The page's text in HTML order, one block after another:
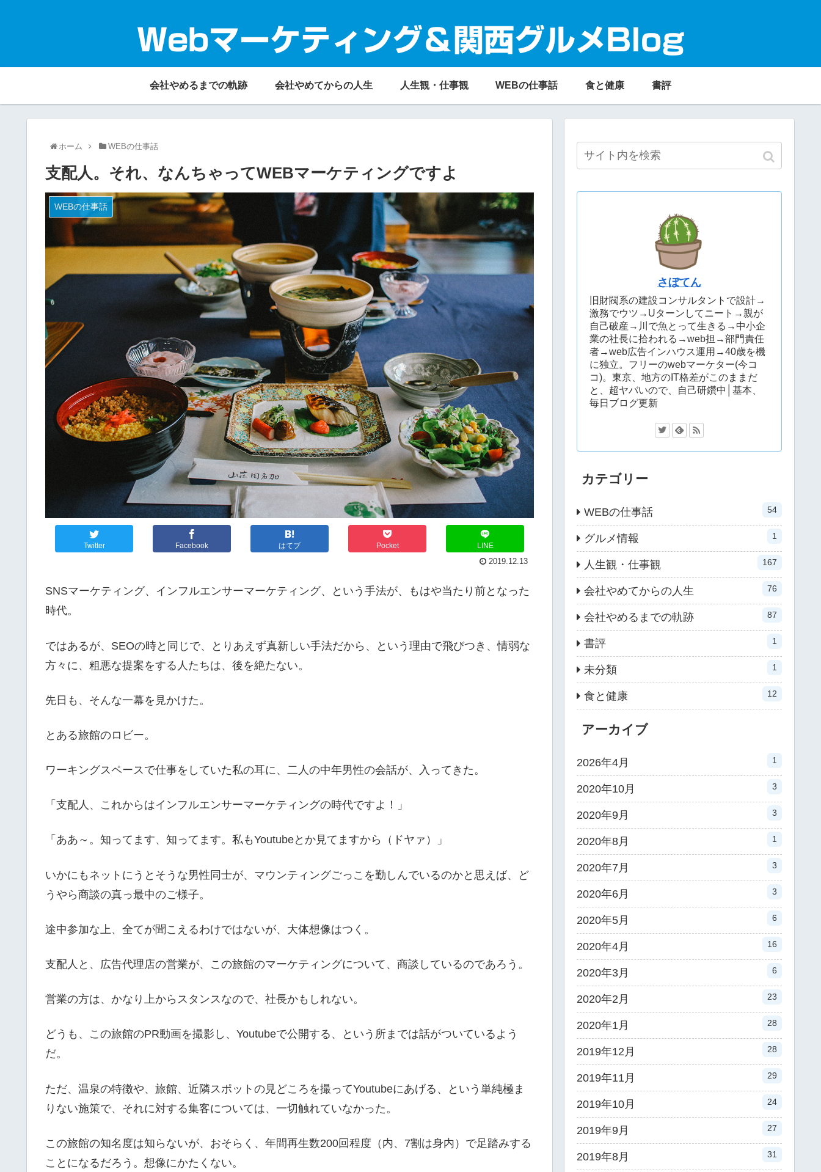
Webマーケティング＆関西グルメBlog
会社やめるまでの軌跡 会社やめてからの人生 人生観・仕事観 WEBの仕事話 食と健康 書評
ホーム WEBの仕事話
支配人。それ、なんちゃってWEBマーケティングですよ
WEBの仕事話
Twitter Facebook はてブ Pocket
LINE
2019.12.13
SNSマーケティング、インフルエンサーマーケティング、という手法が、もはや当たり前となった
時代。
ではあるが、SEOの時と同じで、とりあえず真新しい手法だから、という理由で飛びつき、情弱な
方々に、粗悪な提案をする人たちは、後を絶たない。
先日も、そんな一幕を見かけた。
とある旅館のロビー。
ワーキングスペースで仕事をしていた私の耳に、二人の中年男性の会話が、入ってきた。
「支配人、これからはインフルエンサーマーケティングの時代ですよ！」
「ああ～。知ってます、知ってます。私もYoutubeとか見てますから（ドヤァ）」
いかにもネットにうとそうな男性同士が、マウンティングごっこを勤しんでいるのかと思えば、ど
うやら商談の真っ最中のご様子。
途中参加な上、全てが聞こえるわけではないが、大体想像はつく。
支配人と、広告代理店の営業が、この旅館のマーケティングについて、商談しているのであろう。
営業の方は、かなり上からスタンスなので、社長かもしれない。
どうも、この旅館のPR動画を撮影し、Youtubeで公開する、という所までは話がついているよう
だ。
ただ、温泉の特徴や、旅館、近隣スポットの見どころを撮ってYoutubeにあげる、という単純極ま
りない施策で、それに対する集客については、一切触れていなかった。
この旅館の知名度は知らないが、おそらく、年間再生数200回程度（内、7割は身内）で足踏みする
ことになるだろう。想像にかたくない。
さぼてん
旧財閥系の建設コンサルタントで設計→
激務でウツ→Uターンしてニート→親が
自己破産→川で魚とって生きる→中小企
業の社長に拾われる→web担→部門責任
者→web広告インハウス運用→40歳を機
に独立。フリーのwebマーケター(今コ
コ)。東京、地方のIT格差がこのままだ
と、超ヤバいので、自己研鑽中│基本、
毎日ブログ更新
カテゴリー
WEBの仕事話 54
グルメ情報 1
人生観・仕事観 167
会社やめてからの人生 76
会社やめるまでの軌跡 87
書評 1
未分類 1
食と健康 12
アーカイブ
2026年4月 1
2020年10月 3
2020年9月 3
2020年8月 1
2020年7月 3
2020年6月 3
2020年5月 6
2020年4月 16
2020年3月 6
2020年2月 23
2020年1月 28
2019年12月 28
2019年11月 29
2019年10月 24
2019年9月 27
2019年8月 31